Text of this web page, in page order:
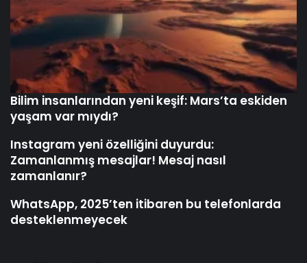
Bilim insanlarından yeni keşif: Mars’ta eskiden
yaşam var mıydı?
Instagram yeni özelliğini duyurdu:
Zamanlanmış mesajlar! Mesaj nasıl
zamanlanır?
WhatsApp, 2025’ten itibaren bu telefonlarda
desteklenmeyecek